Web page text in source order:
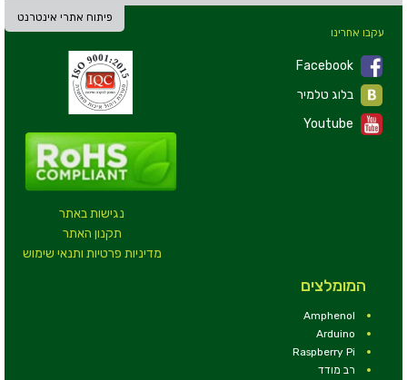
פיתוח אתרי אינטרנט
נגישות באתר
תקנון האתר
מדיניות פרטיות ותנאי שימוש
עקבו אחרינו
Facebook
Youtube
המומלצים
Amphenol
Arduino
Raspberry Pi
רב מודד